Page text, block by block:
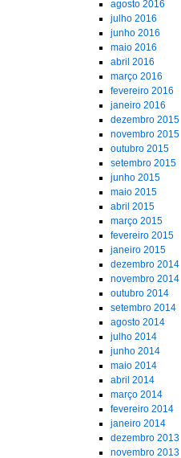
agosto 2016
julho 2016
junho 2016
maio 2016
abril 2016
março 2016
fevereiro 2016
janeiro 2016
dezembro 2015
novembro 2015
outubro 2015
setembro 2015
junho 2015
maio 2015
abril 2015
março 2015
fevereiro 2015
janeiro 2015
dezembro 2014
novembro 2014
outubro 2014
setembro 2014
agosto 2014
julho 2014
junho 2014
maio 2014
abril 2014
março 2014
fevereiro 2014
janeiro 2014
dezembro 2013
novembro 2013